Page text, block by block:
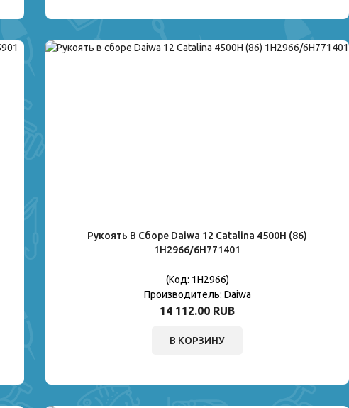
Рукоять В Сборе Daiwa 12 Catalina 4500H (86)
1H2966/6H771401
(Код: 1H2966)
Производитель: Daiwa
14 112.00 RUB
В КОРЗИНУ